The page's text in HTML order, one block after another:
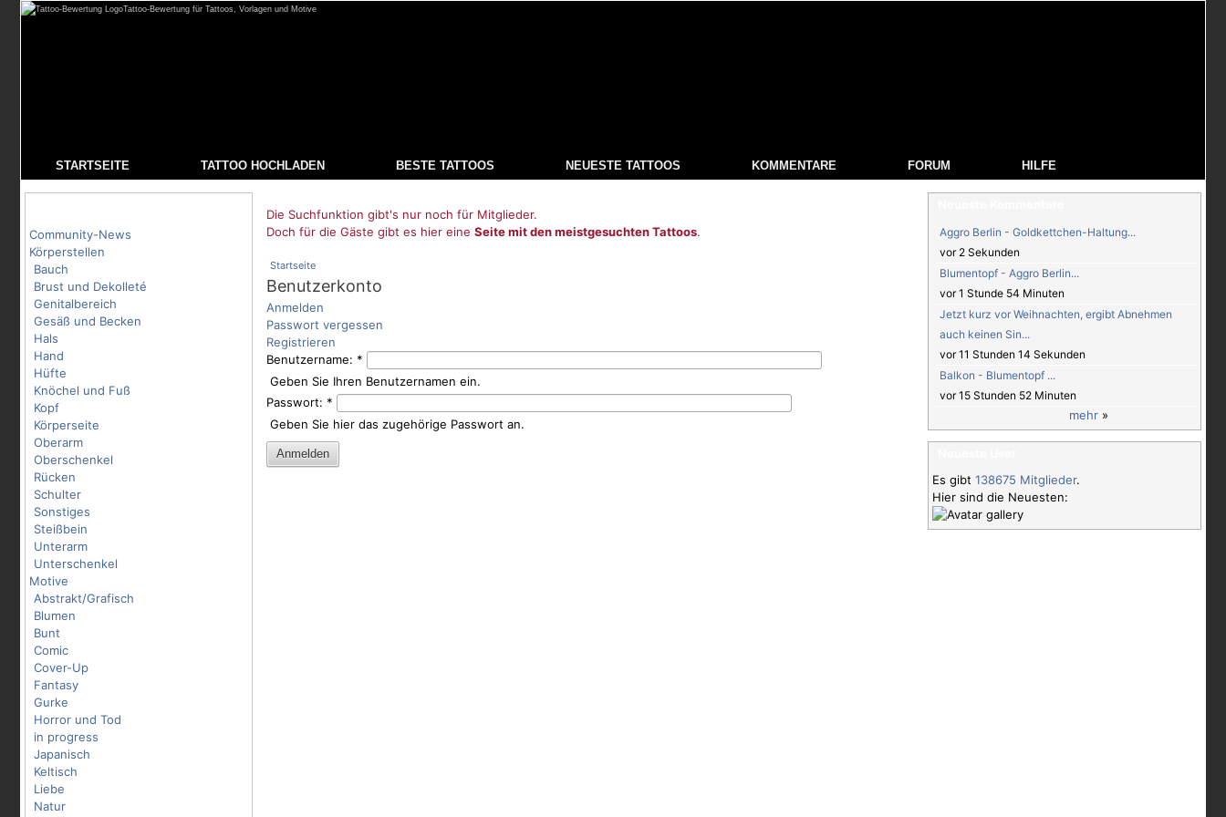
Tattoo-Bewertung für Tattoos, Vorlagen und Motive
STARTSEITE TATTOO HOCHLADEN BESTE TATTOOS NEUESTE TATTOOS KOMMENTARE FORUM HILFE
Community-News
Körperstellen
Bauch
Brust und Dekolleté
Genitalbereich
Gesäß und Becken
Hals
Hand
Hüfte
Knöchel und Fuß
Kopf
Körperseite
Oberarm
Oberschenkel
Rücken
Schulter
Sonstiges
Steißbein
Unterarm
Unterschenkel
Motive
Abstrakt/Grafisch
Blumen
Bunt
Comic
Cover-Up
Fantasy
Gurke
Horror und Tod
in progress
Japanisch
Keltisch
Liebe
Natur
Die Suchfunktion gibt's nur noch für Mitglieder.
Doch für die Gäste gibt es hier eine Seite mit den meistgesuchten Tattoos.
Startseite
Benutzerkonto
Anmelden
Passwort vergessen
Registrieren
Benutzername: *
Geben Sie Ihren Benutzernamen ein.
Passwort: *
Geben Sie hier das zugehörige Passwort an.
Aggro Berlin - Goldkettchen-Haltung...
vor 2 Sekunden
Blumentopf - Aggro Berlin...
vor 1 Stunde 54 Minuten
Jetzt kurz vor Weihnachten, ergibt Abnehmen
auch keinen Sin...
vor 11 Stunden 14 Sekunden
Balkon - Blumentopf ...
vor 15 Stunden 52 Minuten
mehr »
Es gibt 138675 Mitglieder.
Hier sind die Neuesten: